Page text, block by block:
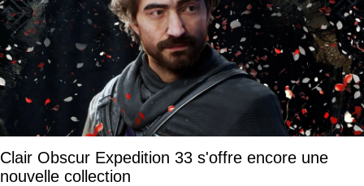
Clair Obscur Expedition 33 s'offre encore une
nouvelle collection